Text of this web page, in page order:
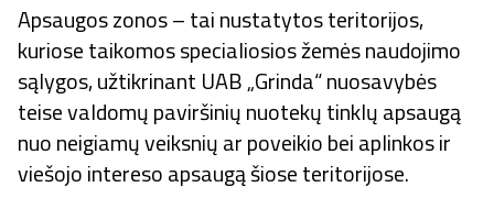
Apsaugos zonos – tai nustatytos teritorijos,
kuriose taikomos specialiosios žemės naudojimo
sąlygos, užtikrinant UAB „Grinda“ nuosavybės
teise valdomų paviršinių nuotekų tinklų apsaugą
nuo neigiamų veiksnių ar poveikio bei aplinkos ir
viešojo intereso apsaugą šiose teritorijose.